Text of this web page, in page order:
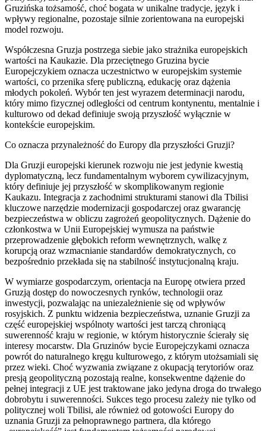
Gruzińska tożsamość, choć bogata w unikalne tradycje, język i
wpływy regionalne, pozostaje silnie zorientowana na europejski
model rozwoju.
Współczesna Gruzja postrzega siebie jako strażnika europejskich
wartości na Kaukazie. Dla przeciętnego Gruzina bycie
Europejczykiem oznacza uczestnictwo w europejskim systemie
wartości, co przenika sferę publiczną, edukację oraz dążenia
młodych pokoleń. Wybór ten jest wyrazem determinacji narodu,
który mimo fizycznej odległości od centrum kontynentu, mentalnie i
kulturowo od dekad definiuje swoją przyszłość wyłącznie w
kontekście europejskim.
Co oznacza przynależność do Europy dla przyszłości Gruzji?
Dla Gruzji europejski kierunek rozwoju nie jest jedynie kwestią
dyplomatyczną, lecz fundamentalnym wyborem cywilizacyjnym,
który definiuje jej przyszłość w skomplikowanym regionie
Kaukazu. Integracja z zachodnimi strukturami stanowi dla Tbilisi
kluczowe narzędzie modernizacji gospodarczej oraz gwarancję
bezpieczeństwa w obliczu zagrożeń geopolitycznych. Dążenie do
członkostwa w Unii Europejskiej wymusza na państwie
przeprowadzenie głębokich reform wewnętrznych, walkę z
korupcją oraz wzmacnianie standardów demokratycznych, co
bezpośrednio przekłada się na stabilność instytucjonalną kraju.
W wymiarze gospodarczym, orientacja na Europę otwiera przed
Gruzją dostęp do nowoczesnych rynków, technologii oraz
inwestycji, pozwalając na uniezależnienie się od wpływów
rosyjskich. Z punktu widzenia bezpieczeństwa, uznanie Gruzji za
część europejskiej wspólnoty wartości jest tarczą chroniącą
suwerenność kraju w regionie, w którym historycznie ścierały się
interesy mocarstw. Dla Gruzinów bycie Europejczykami oznacza
powrót do naturalnego kręgu kulturowego, z którym utożsamiali się
przez wieki. Choć wyzwania związane z okupacją terytoriów oraz
presją geopolityczną pozostają realne, konsekwentne dążenie do
pełnej integracji z UE jest traktowane jako jedyna droga do trwałego
dobrobytu i suwerenności. Sukces tego procesu zależy nie tylko od
politycznej woli Tbilisi, ale również od gotowości Europy do
uznania Gruzji za pełnoprawnego partnera, dla którego